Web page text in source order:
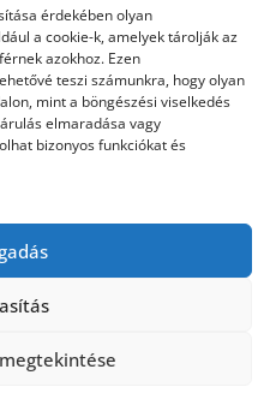
érdekében olyan
a cookie-k, amelyek tárolják az
azokhoz. Ezen
teszi számunkra, hogy olyan
mint a böngészési viselkedés
elmaradása vagy
bizonyos funkciókat és
mentor Muri Enikő
Lili Rocktenors RTL Klub
Szikora Róbert Takács Nikolas
Csaba Vastag Tamás
X-Faktor videók
döntő Zámbó
2014 – hírek –